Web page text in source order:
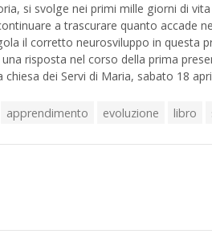
si svolge nei primi mille giorni di
a trascurare quanto accade
il corretto neurosviluppo in questa
risposta nel corso della prima
dei Servi di Maria, sabato 18
apprendimento evoluzione libro